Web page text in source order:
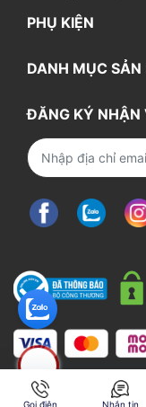
PHỤ KIỆN
DANH MỤC SẢN
ĐĂNG KÝ NHẬN
Gọi điện Nhắn tin